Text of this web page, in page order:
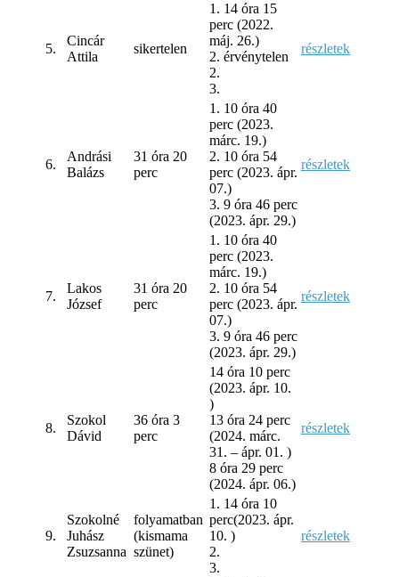
5.
Cincár
Attila
sikertelen
1. 14 óra 15
perc (2022.
máj. 26.)
2. érvénytelen
2.
3.
részletek
6.
Andrási
Balázs
31 óra 20
perc
1. 10 óra 40
perc (2023.
márc. 19.)
2. 10 óra 54
perc (2023. ápr.
07.)
3. 9 óra 46 perc
(2023. ápr. 29.)
részletek
7.
Lakos
József
31 óra 20
perc
1. 10 óra 40
perc (2023.
márc. 19.)
2. 10 óra 54
perc (2023. ápr.
07.)
3. 9 óra 46 perc
(2023. ápr. 29.)
részletek
8.
Szokol
Dávid
36 óra 3
perc
14 óra 10 perc
(2023. ápr. 10.
)
13 óra 24 perc
(2024. márc.
31. – ápr. 01. )
8 óra 29 perc
(2024. ápr. 06.)
részletek
9.
Szokolné
Juhász
Zsuzsanna
folyamatban
(kismama
szünet)
1. 14 óra 10
perc(2023. ápr.
10. )
2.
3.
részletek